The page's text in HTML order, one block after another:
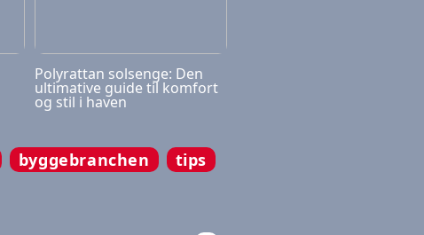
Polyrattan solsenge: Den
ultimative guide til komfort
og stil i haven
byggebranchen tips